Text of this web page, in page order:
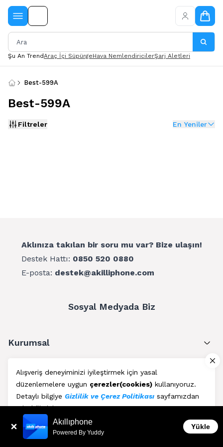
Alışveriş deneyiminizi iyileştirmek için yasal
düzenlemelere uygun çerezler(cookies) kullanıyoruz.
Detaylı bilgiye Gizlilik ve Çerez Politikası sayfamızdan
erişebilirsiniz.
Kabul Et
Şu An TrendAraç İçi SüpürgeHava NemlendiricilerŞarj Aletleri
Best-599A
Best-599A
Filtreler En Yeniler
Aklınıza takılan bir soru mu var? Bize ulaşın!
Destek Hattı: 0850 520 0880
E-posta: destek@akilliphone.com
Sosyal Medyada Biz
Kurumsal
Müşteri Hizmetleri
Üyelik
Blog Akıllıphone
Powered By Yuddy
Yükle